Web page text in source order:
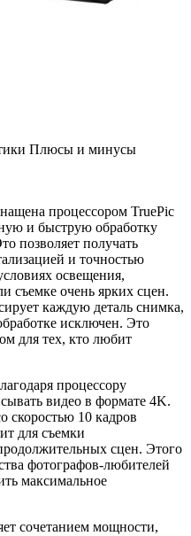
Плюсы и минусы
процессором TruePic
и быструю обработку
позволяет получать
и точностью
освещения,
съемке очень ярких сцен.
каждую деталь снимка,
исключен. Это
для тех, кто любит
процессору
видео в формате 4K.
скоростью 10 кадров
для съемки
сцен. Этого
фотографов-любителей
максимальное
сочетанием мощности,